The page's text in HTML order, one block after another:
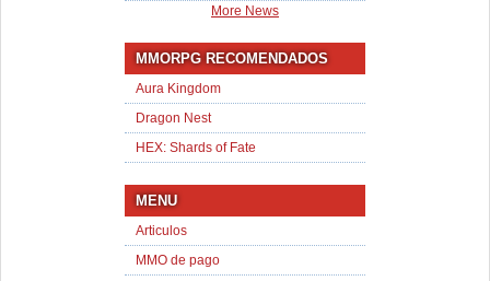
More News
MMORPG RECOMENDADOS
Aura Kingdom
Dragon Nest
HEX: Shards of Fate
MENU
Articulos
MMO de pago